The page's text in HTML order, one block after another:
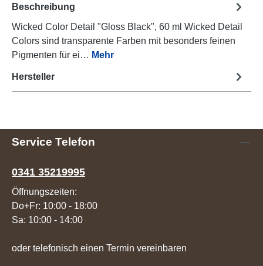
Beschreibung
Wicked Color Detail "Gloss Black", 60 ml Wicked Detail
Colors sind transparente Farben mit besonders feinen
Pigmenten für ei… Mehr
Hersteller
Service Telefon
0341 35219995
Öffnungszeiten:
Do+Fr: 10:00 - 18:00
Sa: 10:00 - 14:00
oder telefonisch einen Termin vereinbaren